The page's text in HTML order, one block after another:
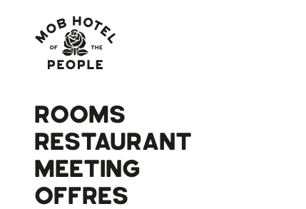
ROOMS
RESTAURANT
MEETING
OFFRES